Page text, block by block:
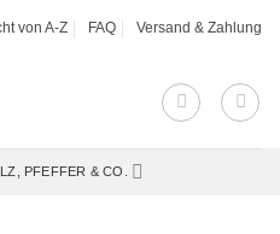
von A-Z FAQ Versand & Zahlung
PFEFFER & CO.